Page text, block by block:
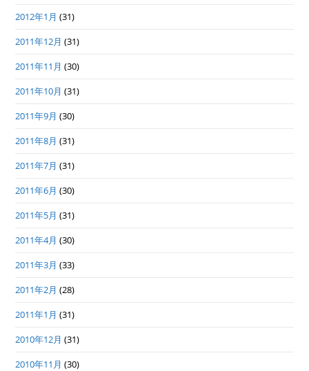
2012年1月 (31)
2011年12月 (31)
2011年11月 (30)
2011年10月 (31)
2011年9月 (30)
2011年8月 (31)
2011年7月 (31)
2011年6月 (30)
2011年5月 (31)
2011年4月 (30)
2011年3月 (33)
2011年2月 (28)
2011年1月 (31)
2010年12月 (31)
2010年11月 (30)